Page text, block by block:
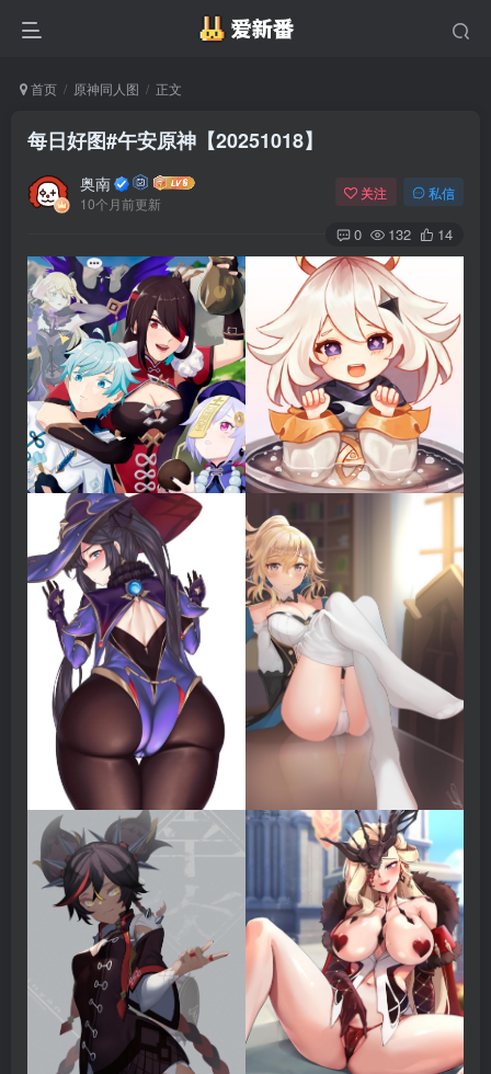
首页 原神同人图 正文
每日好图#午安原神【20251018】
奥南
10个月前更新
关注 私信
0 132 14